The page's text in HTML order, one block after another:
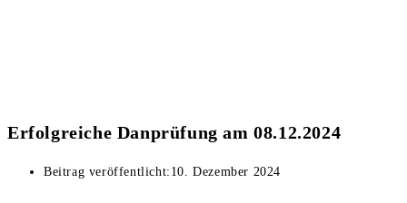
Erfolgreiche Danprüfung am 08.12.2024
Beitrag veröffentlicht: 10. Dezember 2024